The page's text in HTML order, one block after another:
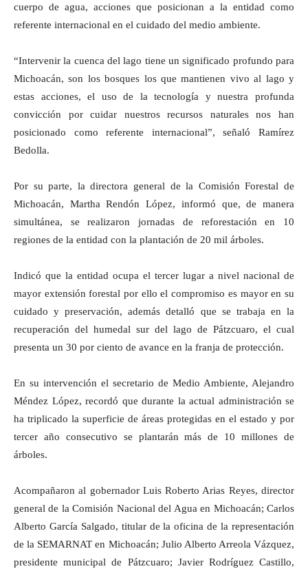
cuerpo de agua, acciones que posicionan a la entidad como
referente internacional en el cuidado del medio ambiente.
“Intervenir la cuenca del lago tiene un significado profundo para
Michoacán, son los bosques los que mantienen vivo al lago y
estas acciones, el uso de la tecnología y nuestra profunda
convicción por cuidar nuestros recursos naturales nos han
posicionado como referente internacional”, señaló Ramírez
Bedolla.
Por su parte, la directora general de la Comisión Forestal de
Michoacán, Martha Rendón López, informó que, de manera
simultánea, se realizaron jornadas de reforestación en 10
regiones de la entidad con la plantación de 20 mil árboles.
Indicó que la entidad ocupa el tercer lugar a nivel nacional de
mayor extensión forestal por ello el compromiso es mayor en su
cuidado y preservación, además detalló que se trabaja en la
recuperación del humedal sur del lago de Pátzcuaro, el cual
presenta un 30 por ciento de avance en la franja de protección.
En su intervención el secretario de Medio Ambiente, Alejandro
Méndez López, recordó que durante la actual administración se
ha triplicado la superficie de áreas protegidas en el estado y por
tercer año consecutivo se plantarán más de 10 millones de
árboles.
Acompañaron al gobernador Luis Roberto Arias Reyes, director
general de la Comisión Nacional del Agua en Michoacán; Carlos
Alberto García Salgado, titular de la oficina de la representación
de la SEMARNAT en Michoacán; Julio Alberto Arreola Vázquez,
presidente municipal de Pátzcuaro; Javier Rodríguez Castillo,